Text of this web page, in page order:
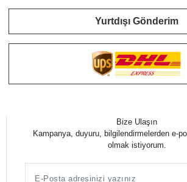
Yurtdışı Gönderim
Bize Ulaşın
Kampanya, duyuru, bilgilendirmelerden e-
olmak istiyorum.